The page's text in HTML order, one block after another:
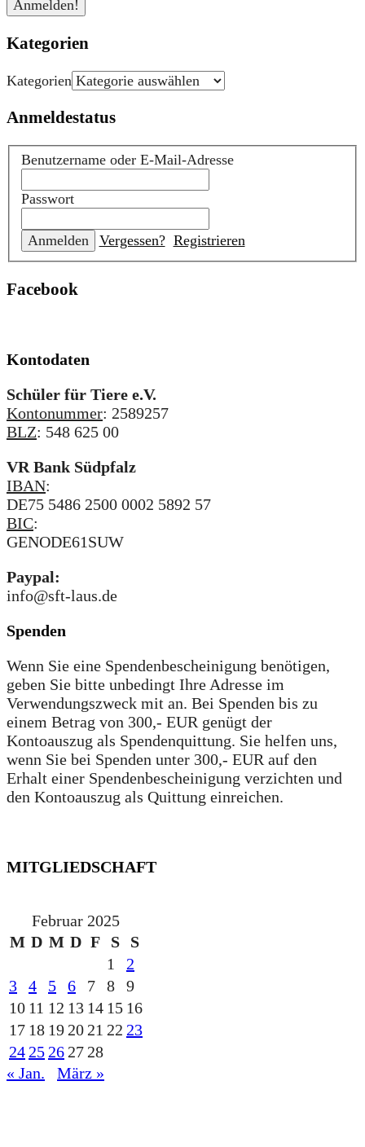
Kategorien
Kategorien
Anmeldestatus
Benutzername oder E-Mail-Adresse
Passwort
Vergessen? Registrieren
Facebook
Kontodaten
Schüler für Tiere e.V.
Kontonummer: 2589257
BLZ: 548 625 00
VR Bank Südpfalz
IBAN:
DE75 5486 2500 0002 5892 57
BIC:
GENODE61SUW
Paypal:
info@sft-laus.de
Spenden
Wenn Sie eine Spendenbescheinigung benötigen,
geben Sie bitte unbedingt Ihre Adresse im
Verwendungszweck mit an. Bei Spenden bis zu
einem Betrag von 300,- EUR genügt der
Kontoauszug als Spendenquittung. Sie helfen uns,
wenn Sie bei Spenden unter 300,- EUR auf den
Erhalt einer Spendenbescheinigung verzichten und
den Kontoauszug als Quittung einreichen.
MITGLIEDSCHAFT
Februar 2025
M D M D F S
S
1
2
3
4 5 6 7 8
9
10 11 12 13 14 15 16
17 18 192021 22 23
2425262728
« Jan.
März »